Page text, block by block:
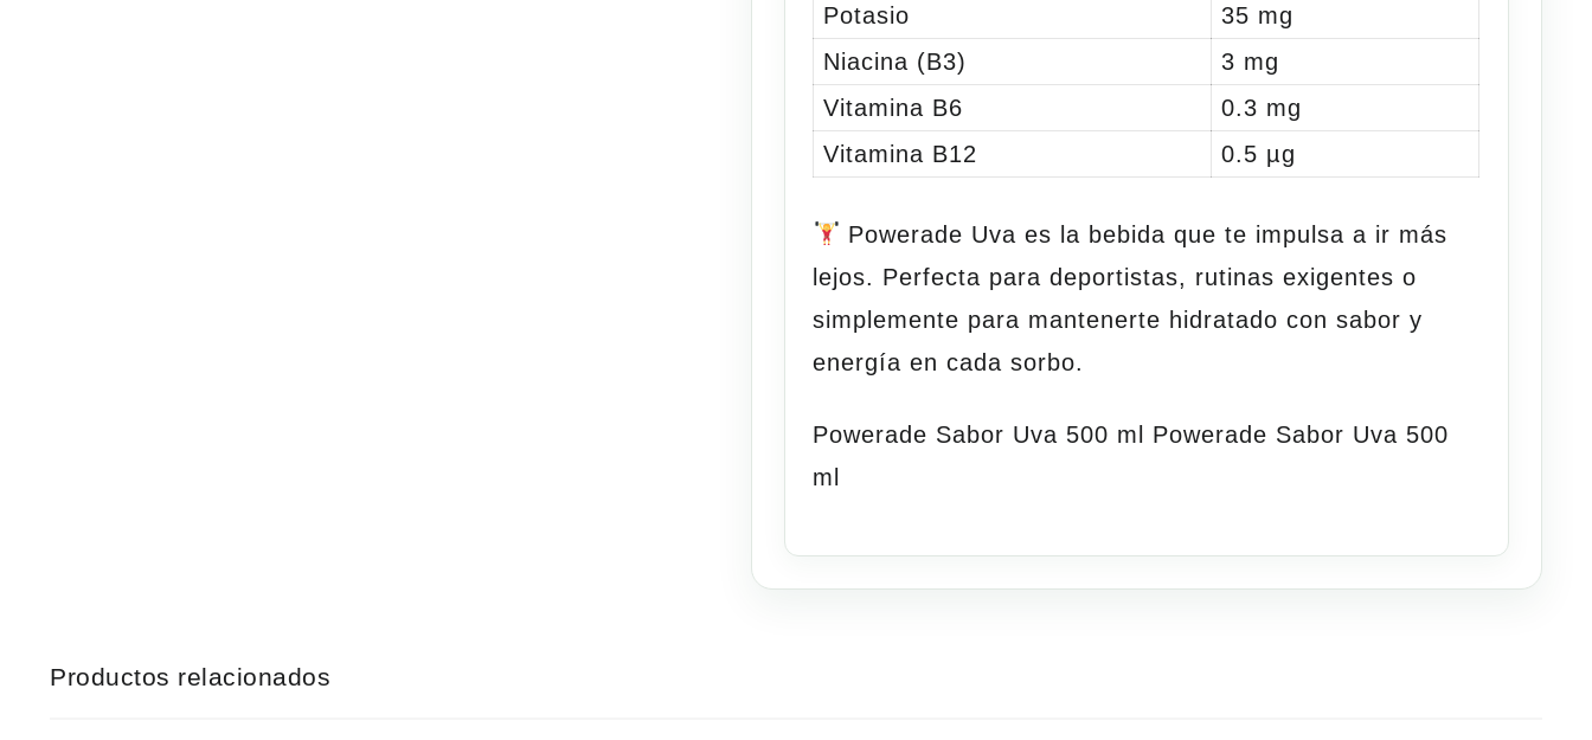
Potasio
35 mg
Niacina (B3)
3 mg
Vitamina B6
0.3 mg
Vitamina B12
0.5 µg
Powerade Uva es la bebida que te impulsa a ir más
lejos. Perfecta para deportistas, rutinas exigentes o
simplemente para mantenerte hidratado consabor y
energía en cada sorbo.
Powerade Sabor Uva 500 ml Powerade Sabor Uva 500
ml
Productos relacionados